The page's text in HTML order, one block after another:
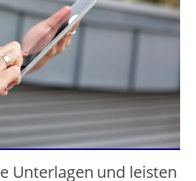
Unterlagen und leisten